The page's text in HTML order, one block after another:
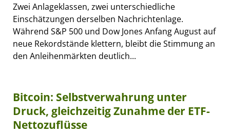
Zwei Anlageklassen, zwei unterschiedliche
Einschätzungen derselben Nachrichtenlage.
Während S&P 500 und Dow Jones Anfang August auf
neue Rekordstände klettern, bleibt die Stimmung an
den Anleihenmärkten deutlich...
Bitcoin: Selbstverwahrung unter
Druck, gleichzeitig Zunahme der ETF-
Nettozuflüsse